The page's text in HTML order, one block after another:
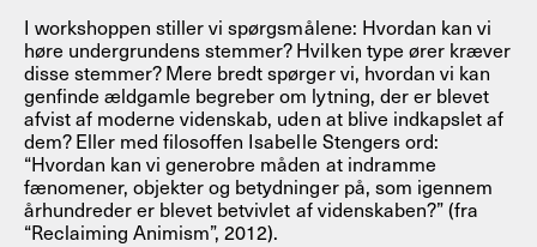
I workshoppen stiller vi spørgsmålene: Hvordan kan vi
høre undergrundens stemmer? Hvilken type ører kræver
disse stemmer? Mere bredt spørger vi, hvordan vi kan
genfinde ældgamle begreber om lytning, der er blevet
afvist af moderne videnskab, uden at blive indkapslet af
dem? Eller med filosoffen Isabelle Stengers ord:
“Hvordan kan vi generobre måden at indramme
fænomener, objekter og betydninger på, som igennem
århundreder er blevet betvivlet af videnskaben?” (fra
“Reclaiming Animism”, 2012).